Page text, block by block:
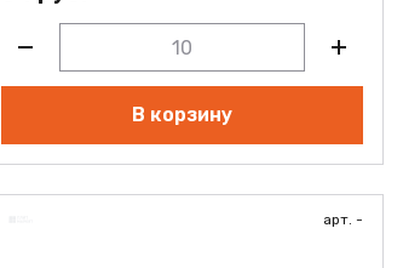
В корзину
арт. -